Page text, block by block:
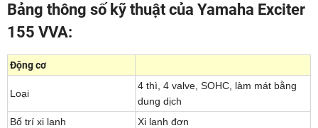
Bảng thông số kỹ thuật của Yamaha Exciter
155 VVA:
Động cơ
Loại
4 thì, 4 valve, SOHC, làm mát bằng
dung dịch
Bố trí xi lanh
Xi lanh đơn